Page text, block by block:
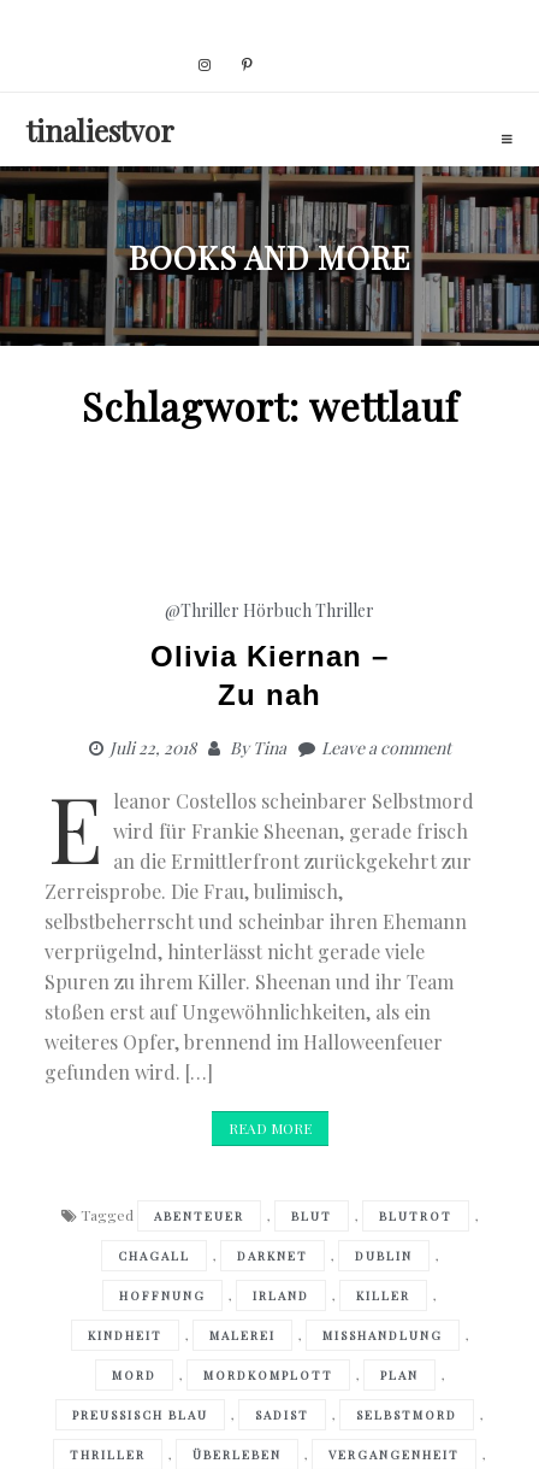
tinaliestvor
BOOKS AND MORE
Schlagwort: wettlauf
@Thriller Hörbuch Thriller
Olivia Kiernan –
Zu nah
Juli 22, 2018 ByTina Leave a comment
E
leanor Costellos scheinbarer Selbstmord
wird für Frankie Sheenan, gerade frisch
an die Ermittlerfront zurückgekehrt zur
Zerreisprobe. Die Frau, bulimisch,
selbstbeherrscht und scheinbar ihren Ehemann
verprügelnd, hinterlässt nicht gerade viele
Spuren zu ihrem Killer. Sheenan und ihr Team
stoßen erst auf Ungewöhnlichkeiten, als ein
weiteres Opfer, brennend im Halloweenfeuer
gefunden wird. […]
READ MORE
Tagged ABENTEUER , BLUT , BLUTROT ,
CHAGALL , DARKNET , DUBLIN ,
HOFFNUNG , IRLAND , KILLER ,
KINDHEIT , MALEREI , MISSHANDLUNG ,
MORD , MORDKOMPLOTT , PLAN ,
PREUSSISCH BLAU , SADIST , SELBSTMORD ,
THRILLER , ÜBERLEBEN , VERGANGENHEIT ,